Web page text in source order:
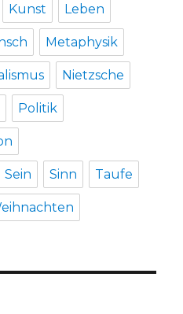
Kunst Leben
Metaphysik
Nietzsche
Politik
Sein Sinn Taufe